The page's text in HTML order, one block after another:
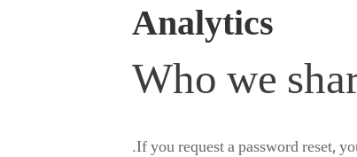
Analytics
Who we
If you request a password reset,